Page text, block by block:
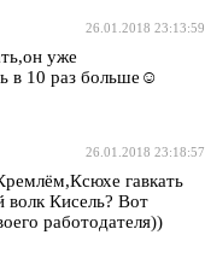
26.01.2018 23:13:59
уже
в 10 раз больше☺️
26.01.2018 23:18:57
гавкать
волк Кисель? Вот
работодателя))